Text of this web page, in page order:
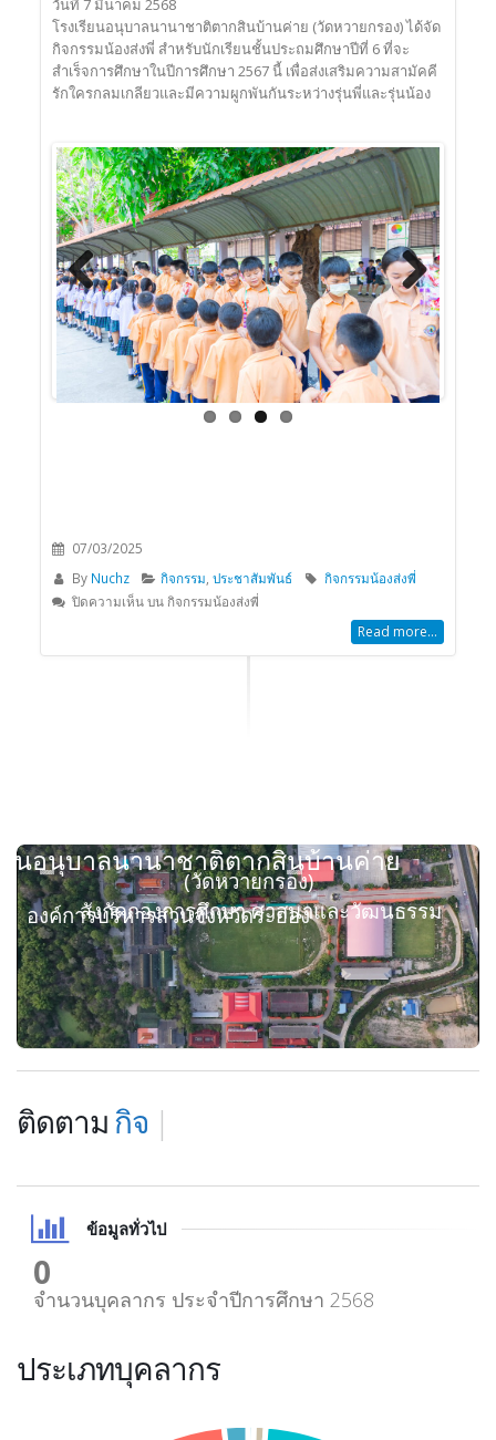
วันที่ 7 มีนาคม 2568
โรงเรียนอนุบาลนานาชาติตากสินบ้านค่าย (วัดหวายกรอง) ได้จัด
กิจกรรมน้องส่งพี่ สำหรับนักเรียนชั้นประถมศึกษาปีที่ 6 ที่จะ
สำเร็จการศึกษาในปีการศึกษา 2567 นี้ เพื่อส่งเสริมความสามัคคี
รักใครกลมเกลียวและมีความผูกพันกันระหว่างรุ่นพี่และรุ่นน้อง
Previous Next
07/03/2025
By Nuchz กิจกรรม,ประชาสัมพันธ์
กิจกรรมน้องส่งพี่
ปิดความเห็นบน กิจกรรมน้องส่งพี่
Read more...
องค์การบริหารส่วนจังหวัดระยอง
สังกัดกองการศึกษา ศาสนาและวัฒนธรรม
(วัดหวายกรอง)
ยนอนุบาลนานาชาติตากสินบ้านค่าย
ติดตามการประกา
ข้อมูลทั่วไป
0
จำนวนบุคลากร ประจำปีการศึกษา 2568
ประเภทบุคลากร